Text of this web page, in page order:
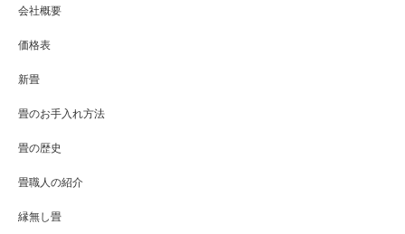
会社概要
価格表
新畳
畳のお手入れ方法
畳の歴史
畳職人の紹介
縁無し畳